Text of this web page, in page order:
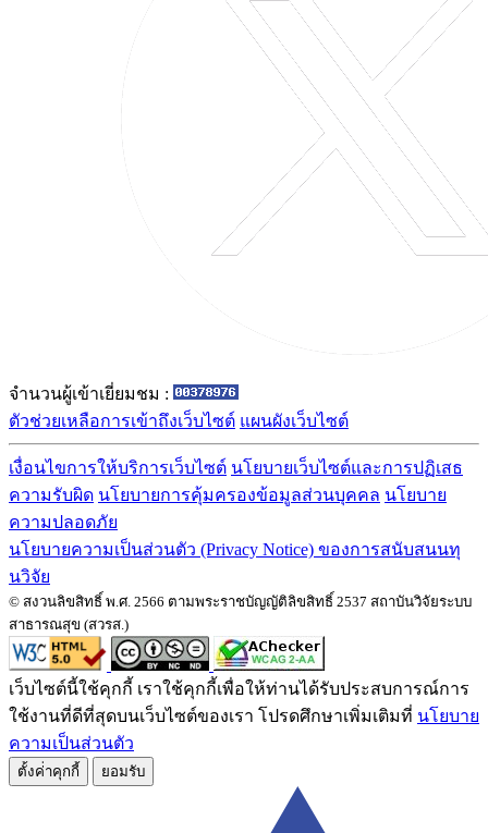
จำนวนผู้เข้าเยี่ยมชม :
ตัวช่วยเหลือการเข้าถึงเว็บไซต์ แผนผังเว็บไซต์
เงื่อนไขการให้บริการเว็บไซต์ นโยบายเว็บไซต์และการปฏิเสธ
ความรับผิด นโยบายการคุ้มครองข้อมูลส่วนบุคคล นโยบาย
ความปลอดภัย
นโยบายความเป็นส่วนตัว (Privacy Notice) ของการสนับสนนทุ
นวิจัย
© สงวนลิขสิทธิ์ พ.ศ. 2566 ตามพระราชบัญญัติลิขสิทธิ์ 2537 สถาบันวิจัยระบบ
สาธารณสุข (สวรส.)
เว็บไซต์นี้ใช้คุกกี้ เราใช้คุกกี้เพื่อให้ท่านได้รับประสบการณ์การ
ใช้งานที่ดีที่สุดบนเว็บไซต์ของเรา โปรดศึกษาเพิ่มเติมที่ นโยบาย
ความเป็นส่วนตัว
ตั้งค่่าคุกกี้ ยอมรับ